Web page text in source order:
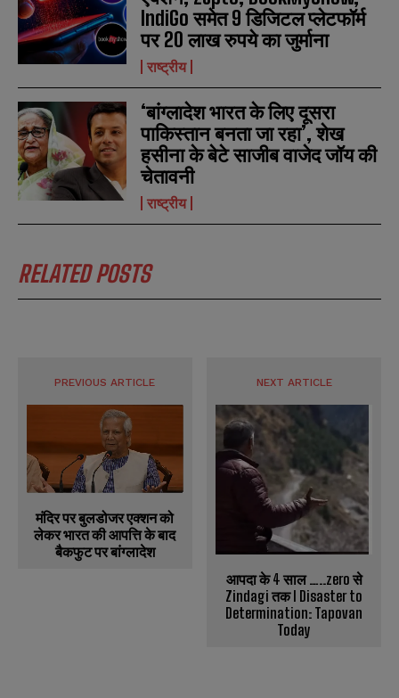
i
l
*
N
u
m
b
r
SUBMIT
i
l
*
N
u
m
b
r
SUBMIT
IndiGo समेत 9 डिजिटल प्लेटफॉर्म
पर 20 लाख रुपये का जुर्माना
राष्ट्रीय
‘बांग्लादेश भारत के लिए दूसरा
पाकिस्तान बनता जा रहा’, शेख
हसीना के बेटे साजीब वाजेद जॉय की
चेतावनी
राष्ट्रीय
RELATED POSTS
PREVIOUS ARTICLE
मंदिर पर बुलडोजर एक्शन को
लेकर भारत की आपत्ति के बाद
बैकफुट पर बांग्लादेश
NEXT ARTICLE
आपदा के 4 साल …..zero से
Zindagi तक l Disaster to
Determination: Tapovan
Today